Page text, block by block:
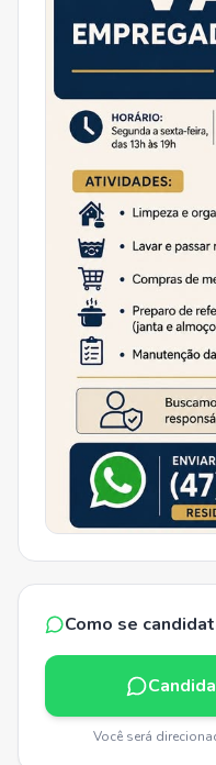
Como se
Você será